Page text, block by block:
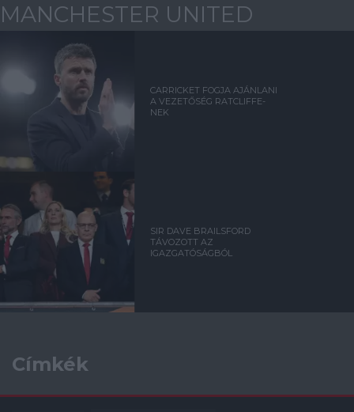
MANCHESTER UNITED
CARRICKET FOGJA AJÁNLANI
A VEZETŐSÉG RATCLIFFE-
NEK
SIR DAVE BRAILSFORD
TÁVOZOTT AZ
IGAZGATÓSÁGBÓL
Címkék